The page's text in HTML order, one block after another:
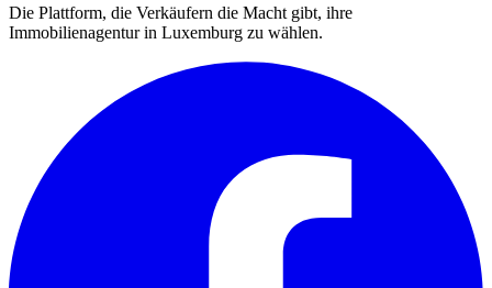
Die Plattform, die Verkäufern die Macht gibt, ihre
Immobilienagentur in Luxemburg zu wählen.